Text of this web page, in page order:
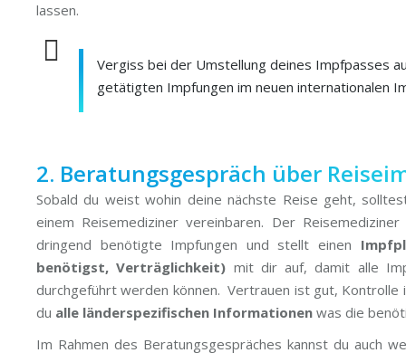
lassen.
Vergiss bei der Umstellung deines Impfpasses
getätigten Impfungen im neuen internationalen
2. Beratungsgespräch über
Sobald du weist wohin deine nächste Reise geht,
einem Reisemediziner vereinbaren. Der
dringend benötigte Impfungen und stellt einen
benötigst, Verträglichkeit) mit dir auf, damit alle
durchgeführt werden können. Vertrauen ist gut,
du alle länderspezifischen Informationen was die
Im Rahmen des Beratungsgespräches kannst du auch